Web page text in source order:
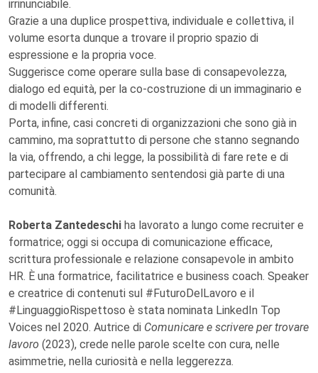
irrinunciabile.
Grazie a una duplice prospettiva, individuale e collettiva, il
volume esorta dunque a trovare il proprio spazio di
espressione e la propria voce.
Suggerisce come operare sulla base di consapevolezza,
dialogo ed equità, per la co-costruzione di un immaginario e
di modelli differenti.
Porta, infine, casi concreti di organizzazioni che sono già in
cammino, ma soprattutto di persone che stanno segnando
la via, offrendo, a chi legge, la possibilità di fare rete e di
partecipare al cambiamento sentendosi già parte di una
comunità.
Roberta Zantedeschi ha lavorato a lungo come recruiter e
formatrice; oggi si occupa di comunicazione efficace,
scrittura professionale e relazione consapevole in ambito
HR. È una formatrice, facilitatrice e business coach. Speaker
e creatrice di contenuti sul #FuturoDelLavoro e il
#LinguaggioRispettoso è stata nominata LinkedIn Top
Voices nel 2020. Autrice di Comunicare e scrivere per trovare
lavoro (2023), crede nelle parole scelte con cura, nelle
asimmetrie, nella curiosità e nella leggerezza.